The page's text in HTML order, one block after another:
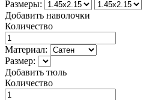
Размеры:
Добавить наволочки
Количество
Материал:
Размер:
Добавить тюль
Количество